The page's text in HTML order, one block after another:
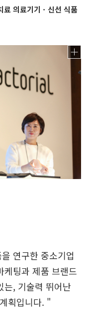
료 의료기기ㆍ신선 식품
연구한 중소기업
케팅과 제품 브랜드
는, 기술력 뛰어난
획입니다. "